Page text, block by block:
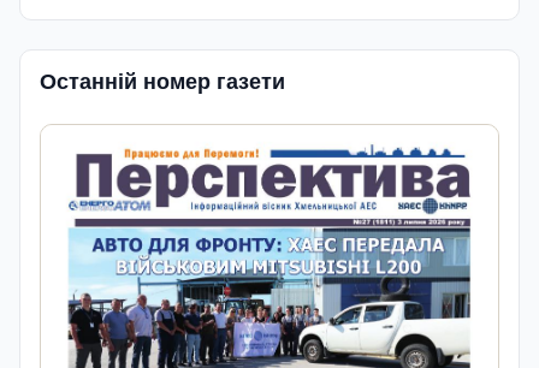
Останній номер газети